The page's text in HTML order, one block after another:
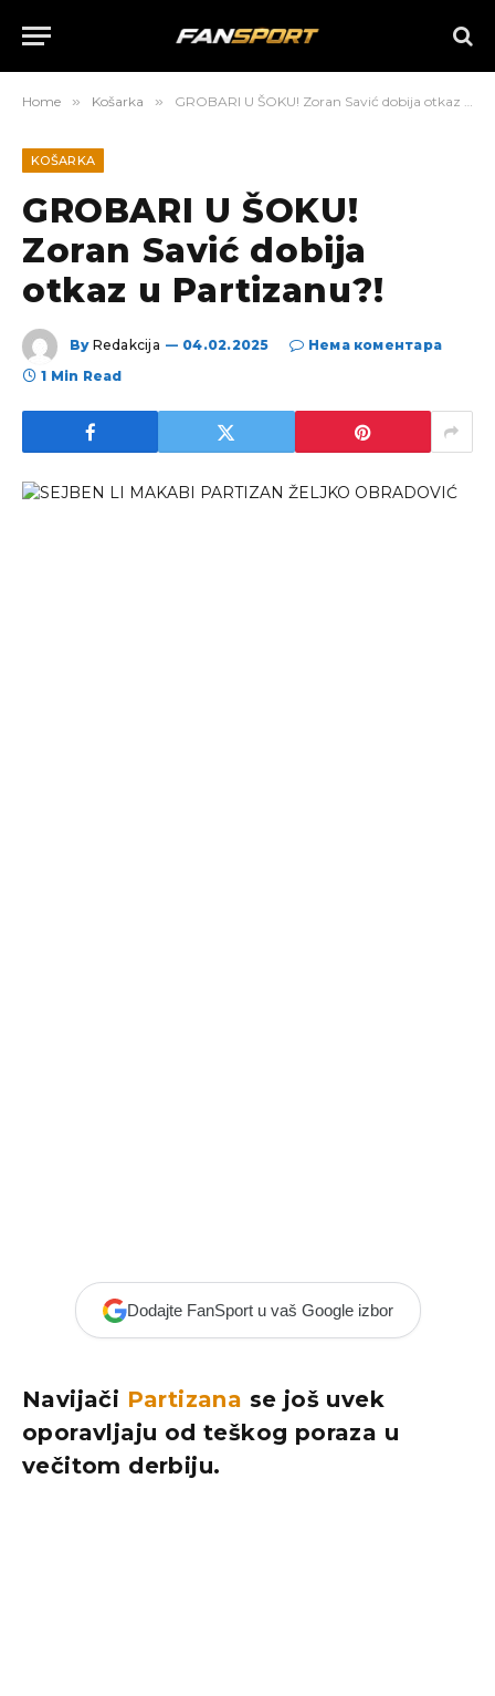
Home » Košarka » GROBARI U ŠOKU! Zoran Savić dobija otkaz u Partizanu?!
KOŠARKA
GROBARI U ŠOKU!
Zoran Savić dobija
otkaz u Partizanu?!
By Redakcija 04.02.2025
Нема коментара
1 Min Read
Dodajte FanSport u vaš Google izbor
Navijači Partizana se još uvek
oporavljaju od teškog poraza u
večitom derbiju.